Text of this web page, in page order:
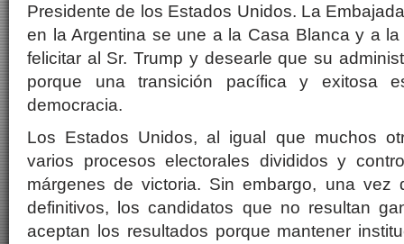
Presidente de los Estados Unidos. La
en la Argentina se une a la Casa Blanca y a
felicitar al Sr. Trump y desearle que su
porque una transición pacífica y exitosa
democracia.
Los Estados Unidos, al igual que muchos
varios procesos electorales divididos y
márgenes de victoria. Sin embargo, una vez
definitivos, los candidatos que no resultan
aceptan los resultados porque mantener